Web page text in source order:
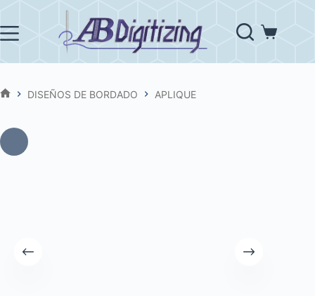
contenido
Carro
compra
DISEÑOS DE BORDADO APLIQUE